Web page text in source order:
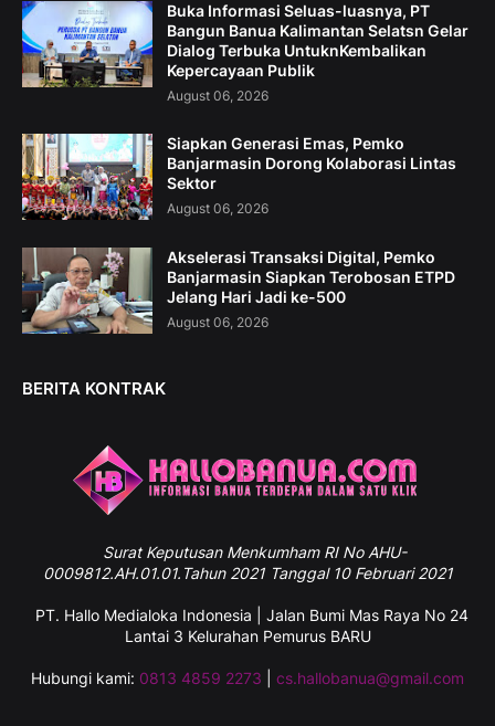
Buka Informasi Seluas-luasnya, PT
Bangun Banua Kalimantan Selatsn Gelar
Dialog Terbuka UntuknKembalikan
Kepercayaan Publik
August 06, 2026
Siapkan Generasi Emas, Pemko
Banjarmasin Dorong Kolaborasi Lintas
Sektor
August 06, 2026
Akselerasi Transaksi Digital, Pemko
Banjarmasin Siapkan Terobosan ETPD
Jelang Hari Jadi ke-500
August 06, 2026
BERITA KONTRAK
SuratKeputusan Menkumham RI No AHU-
0009812.AH.01.01.Tahun 2021 Tanggal 10 Februari 2021
PT. Hallo Medialoka Indonesia | Jalan Bumi Mas Raya No 24
Lantai 3 Kelurahan Pemurus BARU
Hubungi kami: 0813 4859 2273 cs.hallobanua@gmail.com